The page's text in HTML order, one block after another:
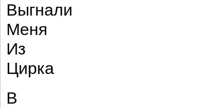
Выгнали
Меня
Из
Цирка
В